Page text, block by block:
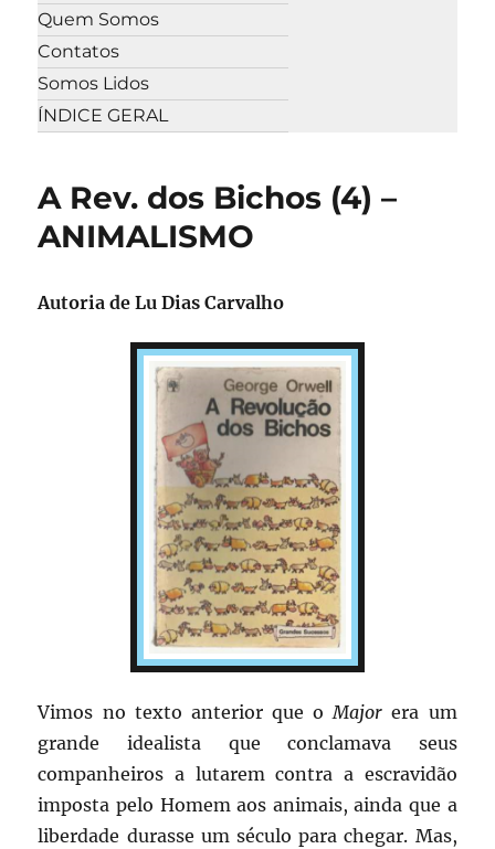
Quem Somos
Contatos
Somos Lidos
ÍNDICE GERAL
A Rev. dos Bichos (4) –
ANIMALISMO
Autoria de Lu Dias Carvalho
Vimos no texto anterior que oMajor era um
grande idealista que conclamava seus
companheiros a lutarem contra a escravidão
imposta pelo Homem aos animais, ainda que a
liberdade durasse um século para chegar. Mas,